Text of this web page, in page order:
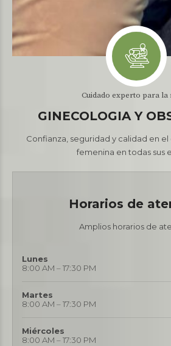
Cuidado experto para la
GINECOLOGIA Y
Confianza, seguridad y calidad en
femenina en todas sus
Horarios de
Amplios horarios de
Lunes
8:00 AM – 17:30 PM
Martes
8:00 AM – 17:30 PM
Miércoles
8:00 AM – 17:30 PM